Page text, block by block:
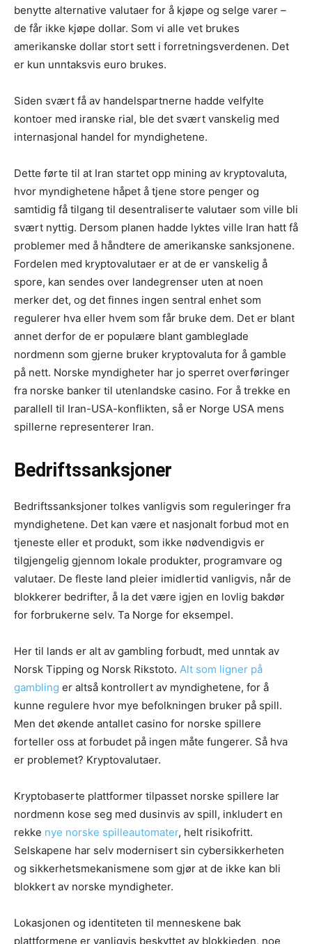
benytte alternative valutaer for å kjøpe og selge varer –
de får ikke kjøpe dollar. Som vi alle vet brukes
amerikanske dollar stort sett i forretningsverdenen. Det
er kun unntaksvis euro brukes.
Siden svært få av handelspartnerne hadde velfylte
kontoer med iranske rial, ble det svært vanskelig med
internasjonal handel for myndighetene.
Dette førte til at Iran startet opp mining av kryptovaluta,
hvor myndighetene håpet å tjene store penger og
samtidig få tilgang til desentraliserte valutaer som ville bli
svært nyttig. Dersom planen hadde lyktes ville Iran hatt få
problemer med å håndtere de amerikanske sanksjonene.
Fordelen med kryptovalutaer er at de er vanskelig å
spore, kan sendes over landegrenser uten at noen
merker det, og det finnes ingen sentral enhet som
regulerer hva eller hvem som får bruke dem. Det er blant
annet derfor de er populære blant gambleglade
nordmenn som gjerne bruker kryptovaluta for å gamble
på nett. Norske myndigheter har jo sperret overføringer
fra norske banker til utenlandske casino. For å trekke en
parallell til Iran-USA-konflikten, så er Norge USA mens
spillerne representerer Iran.
Bedriftssanksjoner
Bedriftssanksjoner tolkes vanligvis som reguleringer fra
myndighetene. Det kan være et nasjonalt forbud mot en
tjeneste eller et produkt, som ikke nødvendigvis er
tilgjengelig gjennom lokale produkter, programvare og
valutaer. De fleste land pleier imidlertid vanligvis, når de
blokkerer bedrifter, å la det være igjen en lovlig bakdør
for forbrukerne selv. Ta Norge for eksempel.
Her til lands er alt av gambling forbudt, med unntak av
Norsk Tipping og Norsk Rikstoto. Alt som ligner på
gambling er altså kontrollert av myndighetene, for å
kunne regulere hvor mye befolkningen bruker på spill.
Men det økende antallet casino for norske spillere
forteller oss at forbudet på ingen måte fungerer. Så hva
er problemet? Kryptovalutaer.
Kryptobaserte plattformer tilpasset norske spillere lar
nordmenn kose seg med dusinvis av spill, inkludert en
rekke nye norske spilleautomater, helt risikofritt.
Selskapene har selv modernisert sin cybersikkerheten
og sikkerhetsmekanismene som gjør at de ikke kan bli
blokkert av norske myndigheter.
Lokasjonen og identiteten til menneskene bak
plattformene er vanligvis beskyttet av blokkjeden, noe